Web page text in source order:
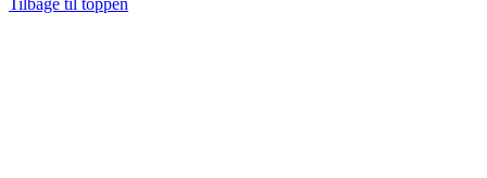
Tilbage til toppen